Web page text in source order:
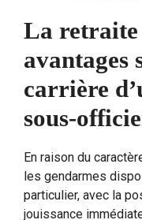
La retraite
avantages
carrière
sous-
En raison du
les gendarmes
particulier, avec la
jouissance